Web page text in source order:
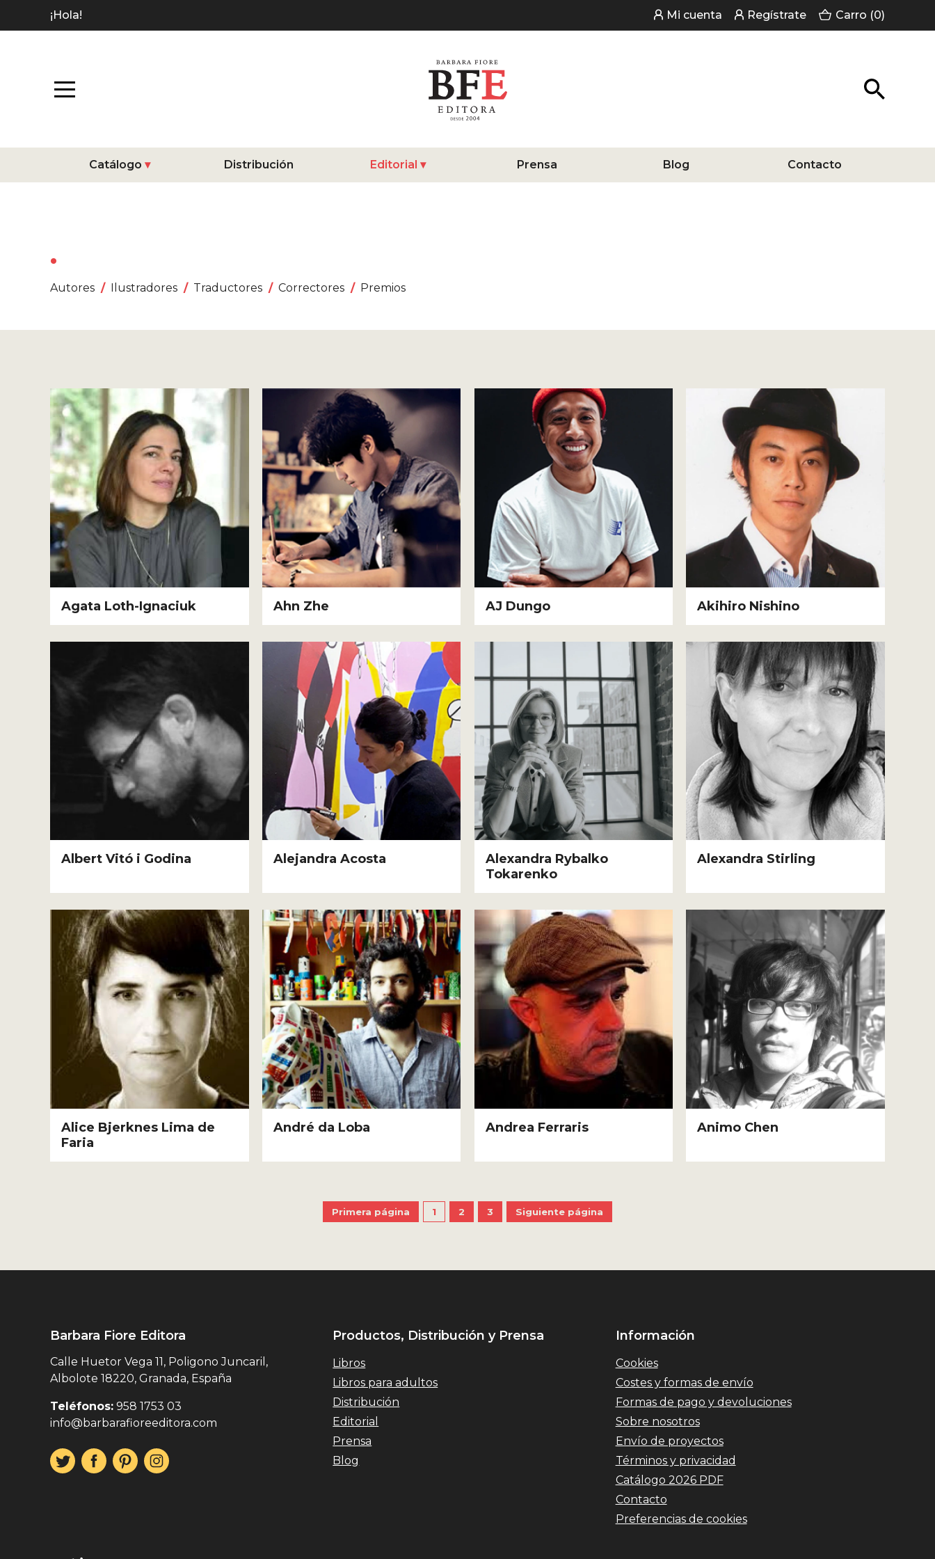
¡Hola! Mi cuenta Regístrate Carro (0)
Catálogo Distribución Editorial Prensa Blog Contacto
Autores Ilustradores Traductores Correctores Premios
Agata Loth-Ignaciuk Ahn Zhe AJ Dungo Akihiro Nishino
Albert Vitó i Godina Alejandra Acosta
Alexandra Rybalko
Tokarenko
Alexandra Stirling
Alice Bjerknes Lima de
Faria
André da Loba Andrea Ferraris Animo Chen
Primera página 1 2 3 Siguiente página
Barbara Fiore Editora
Calle Huetor Vega 11, Poligono Juncaril,
Albolote 18220, Granada, España
Teléfonos: 958 1753 03
info@barbarafioreeditora.com
Productos, Distribución y Prensa
Libros
Libros para adultos
Distribución
Editorial
Prensa
Blog
Información
Cookies
Costes y formas de envío
Formas de pago y devoluciones
Sobre nosotros
Envío de proyectos
Términos y privacidad
Catálogo 2026 PDF
Contacto
Preferencias de cookies